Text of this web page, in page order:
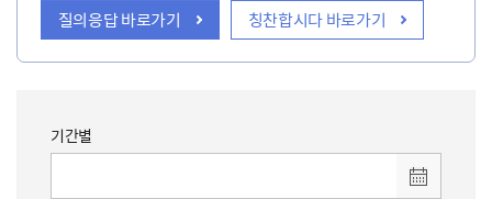
질의응답 바로가기 칭찬합시다 바로가기
기간별